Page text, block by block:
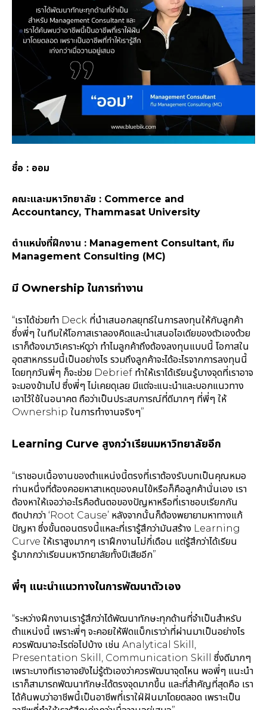
ชื่อ : ออม
คณะและมหาวิทยาลัย : Commerce and
Accountancy, Thammasat University
ตำแหน่งที่ฝึกงาน : Management Consultant, ทีม
Management Consulting (MC)
มี Ownership ในการทำงาน
“เราได้ช่วยทำ Deck ที่นำเสนอกลยุทธ์ในการลงทุนให้กับลูกค้า
ซึ่งพี่ๆ ในทีมให้โอกาสเราลองคิดและนำเสนอไอเดียของตัวเองด้วย
เราก็ต้องมาวิเคราะห์ดูว่า ทำไมลูกค้าถึงต้องลงทุนแบบนี้ โอกาสใน
อุตสาหกรรมนี้เป็นอย่างไร รวมถึงลูกค้าจะได้อะไรจากการลงทุนนี้
โดยทุกวันพี่ๆ ก็จะช่วย Debrief ทำให้เราได้เรียนรู้บางจุดที่เราอาจ
จะมองข้ามไป ซึ่งพี่ๆ ไม่เคยดุเลย มีแต่จะแนะนำและบอกแนวทาง
เอาไว้ใช้ในอนาคต ถือว่าเป็นประสบการณ์ที่ดีมากๆ ที่พี่ๆ ให้
Ownership ในการทำงานจริงๆ”
Learning Curve สูงกว่าเรียนมหาวิทยาลัยอีก
“เราชอบเนื้องานของตำแหน่งนี้ตรงที่เราต้องรับบทเป็นคุณหมอ
ท่านหนึ่งที่ต้องคอยหาสาเหตุของคนไข้หรือก็คือลูกค้านั่นเอง เรา
ต้องหาให้เจอว่าอะไรคือต้นตอของปัญหาหรือที่เราชอบเรียกกัน
ติดปากว่า ‘Root Cause’ หลังจากนั้นก็ต้องพยายามหาทางแก้
ปัญหา ซึ่งขั้นตอนตรงนี้แหละที่เรารู้สึกว่ามันสร้าง Learning
Curve ให้เราสูงมากๆ เราฝึกงานไม่กี่เดือน แต่รู้สึกว่าได้เรียน
รู้มากกว่าเรียนมหาวิทยาลัยทั้งปีเสียอีก”
พี่ๆ แนะนำแนวทางในการพัฒนาตัวเอง
“ระหว่างฝึกงานเรารู้สึกว่าได้พัฒนาทักษะทุกด้านที่จำเป็นสำหรับ
ตำแหน่งนี้ เพราะพี่ๆ จะคอยให้ฟีดแบ็กเราว่าที่ผ่านมาเป็นอย่างไร
ควรพัฒนาอะไรต่อไปบ้าง เช่น Analytical Skill,
Presentation Skill, Communication Skill ซึ่งดีมากๆ
เพราะบางทีเราอาจยังไ่ม่รู้ตัวเองว่าควรพัฒนาจุดไหน พอพี่ๆ แนะนำ
เราก็สามารถพัฒนาทักษะได้ตรงจุดมากขึ้น และที่สำคัญที่สุดคือ เรา
ได้ค้นพบว่าอาชีพนี้เป็นอาชีพที่เราใฝ่ฝันมาโดยตลอด เพราะเป็น